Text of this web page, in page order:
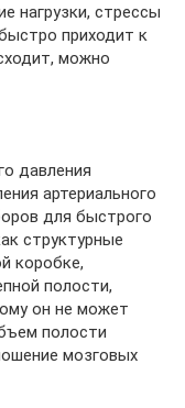
нагрузки, стрессы
приходит к
можно
давления
артериального
для быстрого
структурные
коробке,
полости,
он не может
полости
мозговых